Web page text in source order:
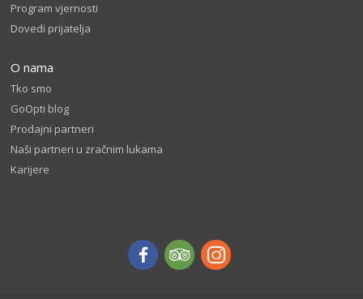
Program vjernosti
Dovedi prijatelja
O nama
Tko smo
GoOpti blog
Prodajni partneri
Naši partneri u zračnim lukama
Karijere